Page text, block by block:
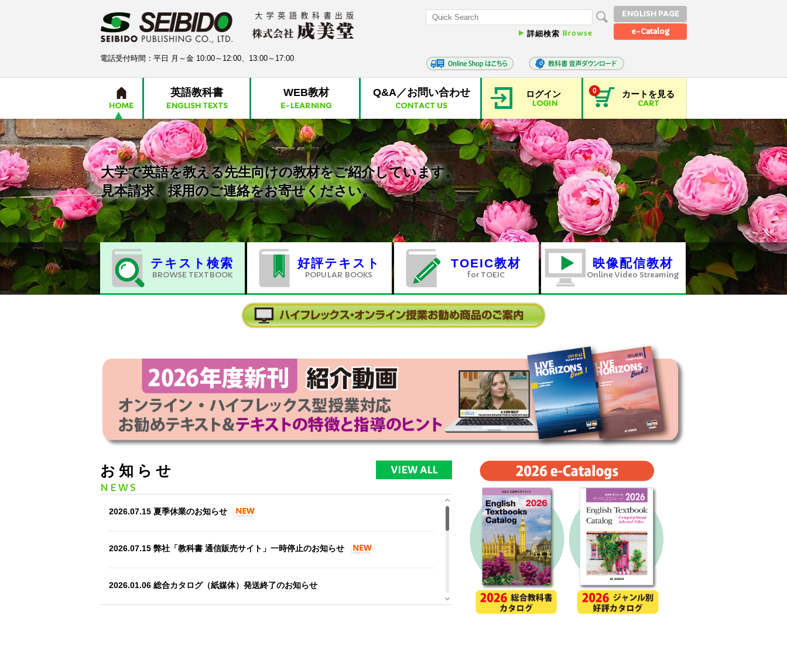
詳細検索 Browse
ENGLISH PAGE
e-Catalog
電話受付時間：平日 月～金 10:00～12:00、13:00～17:00
HOME
英語教科書
ENGLISH TEXTS
WEB教材
E-LEARNING
Q&A／お問い合わせ
CONTACT US
ログイン
LOGIN
カートを見る
CART
0
大学で英語を教える先生向けの教材をご紹介しています。
見本請求、採用のご連絡をお寄せください。
テキスト検索
BROWSE TEXTBOOK
好評テキスト
POPULAR BOOKS
TOEIC教材
for TOEIC
映像配信教材
Online Video Streaming
VIEW ALL
お知らせ
NEWS
2026.07.15 夏季休業のお知らせ
2026.07.15 弊社「教科書 通信販売サイト」一時停止のお知らせ
2026.01.06 総合カタログ（紙媒体）発送終了のお知らせ